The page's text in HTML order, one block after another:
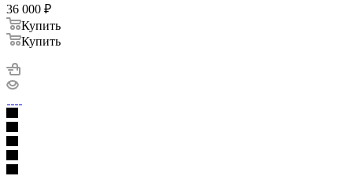
36 000 ₽
Купить
Купить